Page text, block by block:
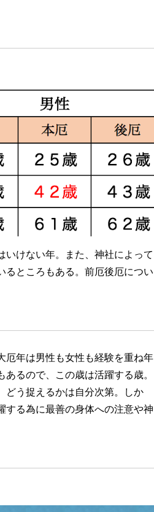
いけない年。また、神社によって
るところもある。前厄後厄につい
厄年は男性も女性も経験を重ね年
るので、この歳は活躍する歳。
どう捉えるかは自分次第。しか
する為に最善の身体への注意や神